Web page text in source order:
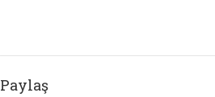
Paylaş